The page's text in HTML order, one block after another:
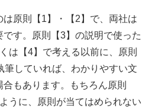
は原則【1】・【2】で、両社は
す。原則【3】の説明で使った
は【4】で考える以前に、原則
筆していれば、わかりやすい文
もあります。もちろん原則
うに、原則が当てはめられない